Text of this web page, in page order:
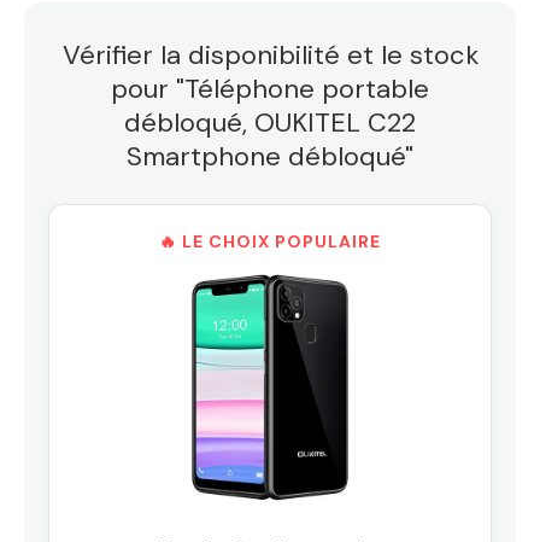
Vérifier la disponibilité et le stock
pour "Téléphone portable
débloqué, OUKITEL C22
Smartphone débloqué"
🔥 LE CHOIX POPULAIRE